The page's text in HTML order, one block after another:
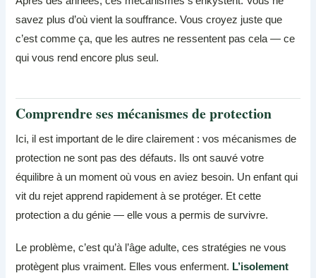
savez plus d’où vient la souffrance. Vous croyez juste que
c’est comme ça, que les autres ne ressentent pas cela — ce
qui vous rend encore plus seul.
Comprendre ses mécanismes de protection
Ici, il est important de le dire clairement : vos mécanismes de
protection ne sont pas des défauts. Ils ont sauvé votre
équilibre à un moment où vous en aviez besoin. Un enfant qui
vit du rejet apprend rapidement à se protéger. Et cette
protection a du génie — elle vous a permis de survivre.
Le problème, c’est qu’à l’âge adulte, ces stratégies ne vous
protègent plus vraiment. Elles vous enferment. L’isolement